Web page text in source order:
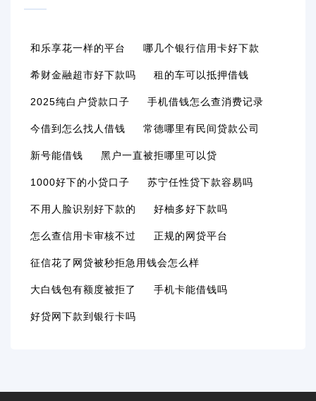
和乐享花一样的平台 哪几个银行信用卡好下款
希财金融超市好下款吗 租的车可以抵押借钱
2025纯白户贷款口子 手机借钱怎么查消费记录
今借到怎么找人借钱 常德哪里有民间贷款公司
新号能借钱 黑户一直被拒哪里可以贷
1000好下的小贷口子 苏宁任性贷下款容易吗
不用人脸识别好下款的 好柚多好下款吗
怎么查信用卡审核不过 正规的网贷平台
征信花了网贷被秒拒急用钱会怎么样
大白钱包有额度被拒了 手机卡能借钱吗
好贷网下款到银行卡吗